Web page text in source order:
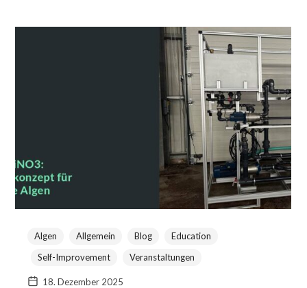
Algen Allgemein Blog
Education
Self-Improvement
Veranstaltungen
18. Dezember 2025